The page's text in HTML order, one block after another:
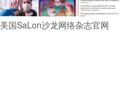
美国SaLon沙龙网络杂志官网